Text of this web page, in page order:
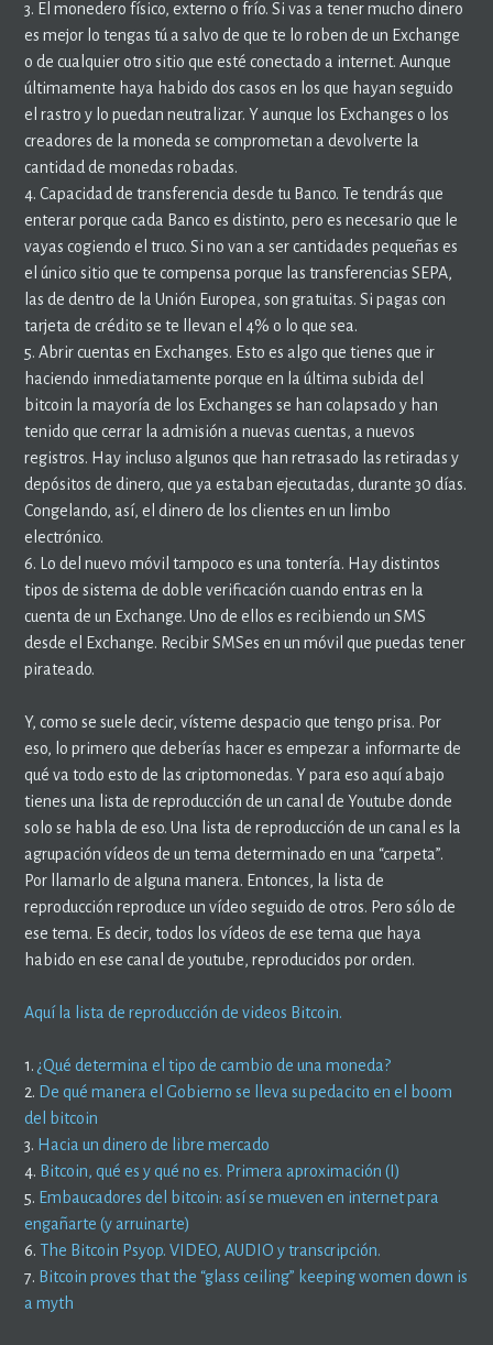
3. El monedero físico, externo o frío. Si vas a tener mucho dinero
es mejor lo tengas tú a salvo de que te lo roben de un Exchange
o de cualquier otro sitio que esté conectado a internet. Aunque
últimamente haya habido dos casos en los que hayan seguido
el rastro y lo puedan neutralizar. Y aunque los Exchanges o los
creadores de la moneda se comprometan a devolverte la
cantidad de monedas robadas.
4. Capacidad de transferencia desde tu Banco. Te tendrás que
enterar porque cada Banco es distinto, pero es necesario que le
vayas cogiendo el truco. Si no van a ser cantidades pequeñas es
el único sitio que te compensa porque las transferencias SEPA,
las de dentro de la Unión Europea, son gratuitas. Si pagas con
tarjeta de crédito se te llevan el 4% o lo que sea.
5. Abrir cuentas en Exchanges. Esto es algo que tienes que ir
haciendo inmediatamente porque en la última subida del
bitcoin la mayoría de los Exchanges se han colapsado y han
tenido que cerrar la admisión a nuevas cuentas, a nuevos
registros. Hay incluso algunos que han retrasado las retiradas y
depósitos de dinero, que ya estaban ejecutadas, durante 30 días.
Congelando, así, el dinero de los clientes en un limbo
electrónico.
6. Lo del nuevo móvil tampoco es una tontería. Hay distintos
tipos de sistema de doble verificación cuando entras en la
cuenta de un Exchange. Uno de ellos es recibiendo un SMS
desde el Exchange. Recibir SMSes en un móvil que puedas tener
pirateado.
Y, como se suele decir, vísteme despacio que tengo prisa. Por
eso, lo primero que deberías hacer es empezar a informarte de
qué va todo esto de las criptomonedas. Y para eso aquí abajo
tienes una lista de reproducción de un canal de Youtube donde
solo se habla de eso. Una lista de reproducción de un canal es la
agrupación vídeos de un tema determinado en una “carpeta”.
Por llamarlo de alguna manera. Entonces, la lista de
reproducción reproduce un vídeo seguido de otros. Pero sólo de
ese tema. Es decir, todos los vídeos de ese tema que haya
habido en ese canal de youtube, reproducidos por orden.
Aquí la lista de reproducción de videos Bitcoin.
1.¿Qué determina el tipo de cambio de una moneda?
2. De qué manera el Gobierno se lleva su pedacito en el boom
del bitcoin
3. Hacia un dinero de libre mercado
4. Bitcoin, qué es y qué no es. Primera aproximación (I)
5. Embaucadores del bitcoin: así se mueven en internet para
engañarte (y arruinarte)
6. The Bitcoin Psyop. VIDEO, AUDIO y transcripción.
7. Bitcoin proves that the “glass ceiling” keeping women down is
a myth